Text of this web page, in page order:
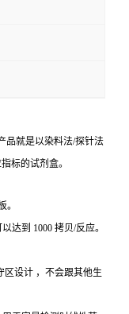
品就是以染料法/探针法
标的试剂盒。
达到 1000 拷贝/反应。
设计 ，不会跟其他生